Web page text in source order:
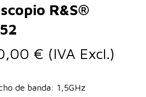
R&S®
€ (IVA Excl.)
de banda: 1,5GHz